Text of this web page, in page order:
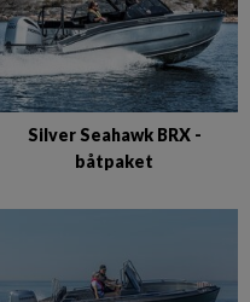
Silver Seahawk BRX -
båtpaket